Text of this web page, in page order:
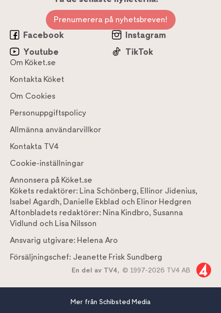
Prenumerera på nyhetsbreven!
Facebook
Instagram
Youtube
TikTok
Om Köket.se
Kontakta Köket
Om Cookies
Personuppgiftspolicy
Allmänna användarvillkor
Kontakta TV4
Cookie-inställningar
Annonsera på Köket.se
Kökets redaktörer: Lina Schönberg, Ellinor Jidenius,
Isabel Agardh, Danielle Ekblad och Elinor Hedgren
Aftonbladets redaktörer: Nina Kindbro, Susanna
Vidlund och Lisa Nilsson
Ansvarig utgivare: Helena Aro
Försäljningschef: Jeanette Frisk Sundberg
En del av TV4, © 1997-2026 TV4 AB
Mer från Schibsted Media